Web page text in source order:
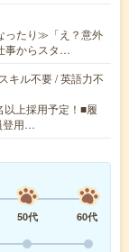
ったり≫「え？意外
事からスタ…
キル不要 / 英語力不
上採用予定！■履
登用…
50代
60代